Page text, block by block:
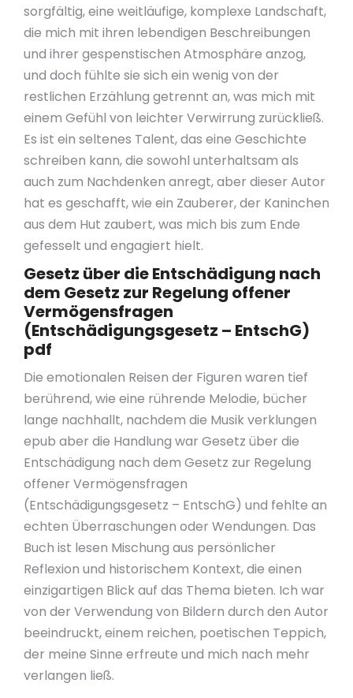
sorgfältig, eine weitläufige, komplexe Landschaft,
die mich mit ihren lebendigen Beschreibungen
und ihrer gespenstischen Atmosphäre anzog,
und doch fühlte sie sich ein wenig von der
restlichen Erzählung getrennt an, was mich mit
einem Gefühl von leichter Verwirrung zurückließ.
Es ist ein seltenes Talent, das eine Geschichte
schreiben kann, die sowohl unterhaltsam als
auch zum Nachdenken anregt, aber dieser Autor
hat es geschafft, wie ein Zauberer, der Kaninchen
aus dem Hut zaubert, was mich bis zum Ende
gefesselt und engagiert hielt.
Gesetz über die Entschädigung nach
dem Gesetz zur Regelung offener
Vermögensfragen
(Entschädigungsgesetz – EntschG)
pdf
Die emotionalen Reisen der Figuren waren tief
berührend, wie eine rührende Melodie, bücher
lange nachhallt, nachdem die Musik verklungen
epub aber die Handlung war Gesetz über die
Entschädigung nach dem Gesetz zur Regelung
offener Vermögensfragen
(Entschädigungsgesetz – EntschG) und fehlte an
echten Überraschungen oder Wendungen. Das
Buch ist lesen Mischung aus persönlicher
Reflexion und historischem Kontext, die einen
einzigartigen Blick auf das Thema bieten. Ich war
von der Verwendung von Bildern durch den Autor
beeindruckt, einem reichen, poetischen Teppich,
der meine Sinne erfreute und mich nach mehr
verlangen ließ.